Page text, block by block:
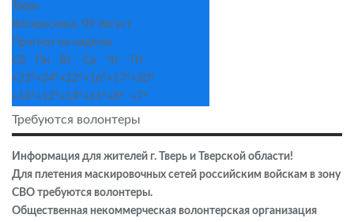
Тверь
Воскресенье, 09 Август
Прогноз на неделю
Сб
Пн Вт Ср Чт
Пт
+23°+24°+22°+16°+17°+20°
+14°+12°+14°+11°+8° +7°
Требуются волонтеры
Информация для жителей г. Тверь и Тверской области!
Для плетения маскировочных сетей российским войскам в зону
СВО требуются волонтеры.
Общественная некоммерческая волонтерская организация